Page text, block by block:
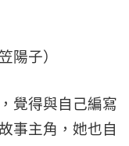
陽子）
覺得與自己編寫
事主角，她也自